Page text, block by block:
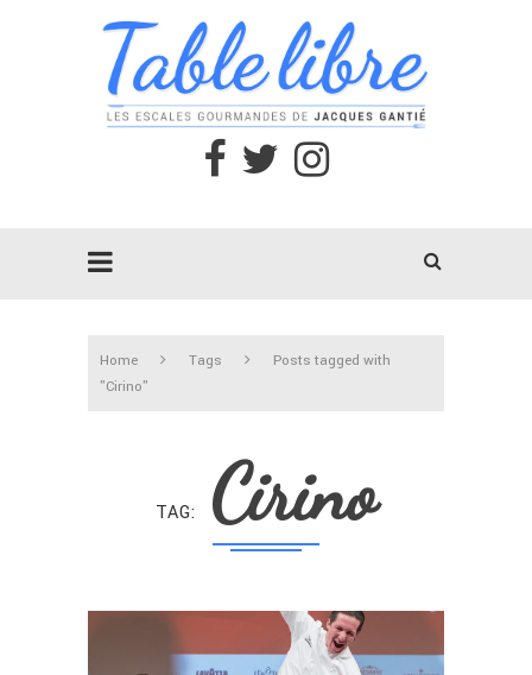
Home Tags
Posts tagged with
"Cirino"
TAG Cirino